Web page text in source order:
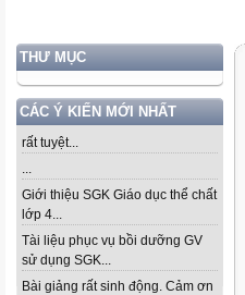
THƯ MỤC
CÁC Ý KIẾN MỚI NHẤT
rất tuyệt...
...
Giới thiệu SGK Giáo dục thể chất
lớp 4...
Tài liệu phục vụ bồi dưỡng GV
sử dụng SGK...
Bài giảng rất sinh động. Cảm ơn